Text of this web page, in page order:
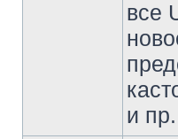
все
и пр.